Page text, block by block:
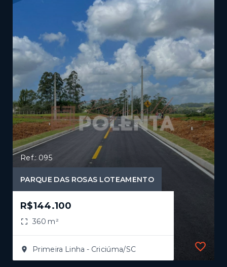
Ref.: 095
PARQUE DAS ROSAS LOTEAMENTO
R$144.100
360 m²
Primeira Linha - Criciúma/SC